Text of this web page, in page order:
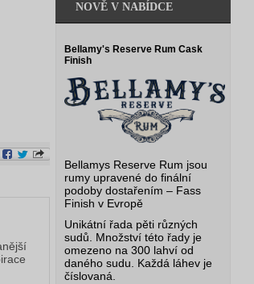
NOVĚ V NABÍDCE
Bellamy's Reserve Rum Cask
Finish
Bellamys Reserve Rum jsou
rumy upravené do finální
podoby dostařením – Fass
Finish v Evropě
Unikátní řada pěti různých
sudů. Množství této řady je
omezeno na 300 lahví od
daného sudu. Každá láhev je
číslovaná.